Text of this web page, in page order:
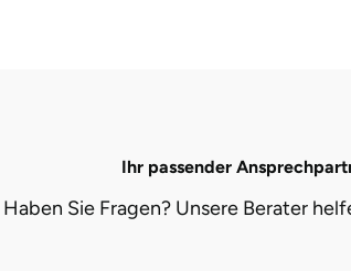
Ihr passender
Haben Sie Fragen? Unsere Berater